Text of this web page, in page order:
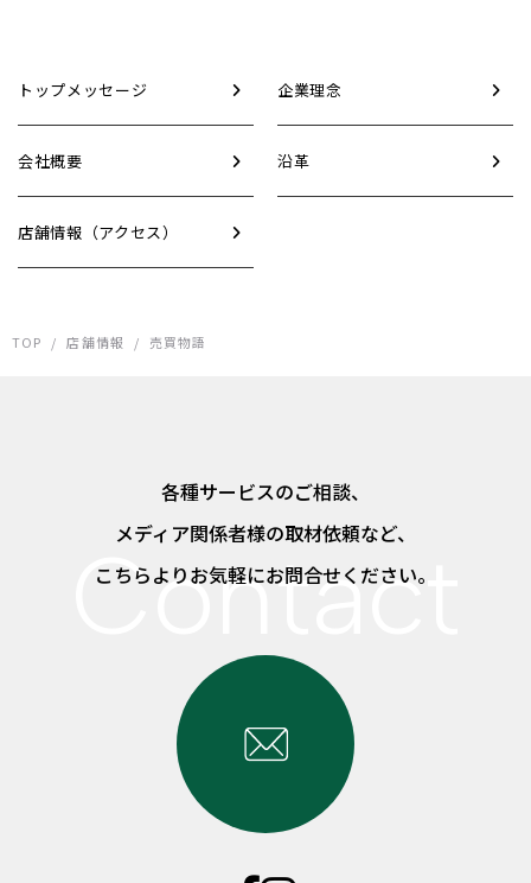
トップメッセージ 企業理念
会社概要 沿革
店舗情報（アクセス）
TOP / 店舗情報 / 売買物語
各種サービスのご相談、
メディア関係者様の取材依頼など、
こちらよりお気軽にお問合せください。